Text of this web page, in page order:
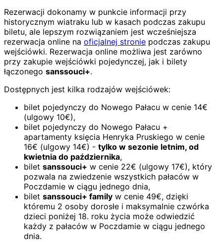
Rezerwacji dokonamy w punkcie informacji przy
historycznym wiatraku lub w kasach podczas zakupu
biletu, ale lepszym rozwiązaniem jest wcześniejsza
rezerwacja online na oficjalnej stronie podczas zakupu
wejściówki. Rezerwacja online możliwa jest zarówno
przy zakupie wejściówki pojedynczej, jak i bilety
łączonego sanssouci+.
Dostępnych jest kilka rodzajów wejściówek:
bilet pojedynczy do Nowego Pałacu w cenie 14€
(ulgowy 10€),
bilet pojedynczy do Nowego Pałacu +
apartamenty księcia Henryka Pruskiego w cenie
16€ (ulgowy 14€) - tylko w sezonie letnim, od
kwietnia do października,
bilet sanssouci+ w cenie 22€ (ulgowy 17€), który
pozwala na zwiedzenie wszystkich pałaców w
Poczdamie w ciągu jednego dnia,
bilet sanssouci+ family w cenie 49€, dzięki
któremu 2 osoby dorosłe i maksymalnie czwórka
dzieci poniżej 18. roku życia może odwiedzić
każdy z pałaców w Poczdamie w ciągu jednego
dnia.